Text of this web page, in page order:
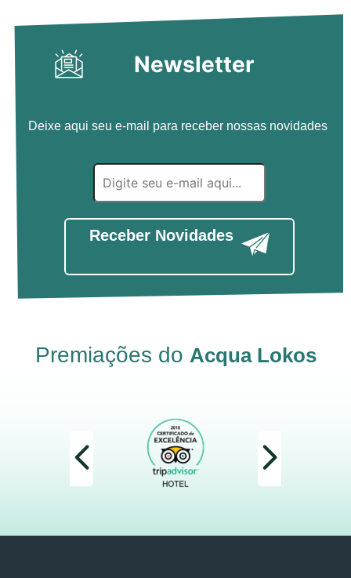
Newsletter
Deixe aqui seu e-mail para receber nossas novidades
Receber Novidades
Premiações do Acqua Lokos